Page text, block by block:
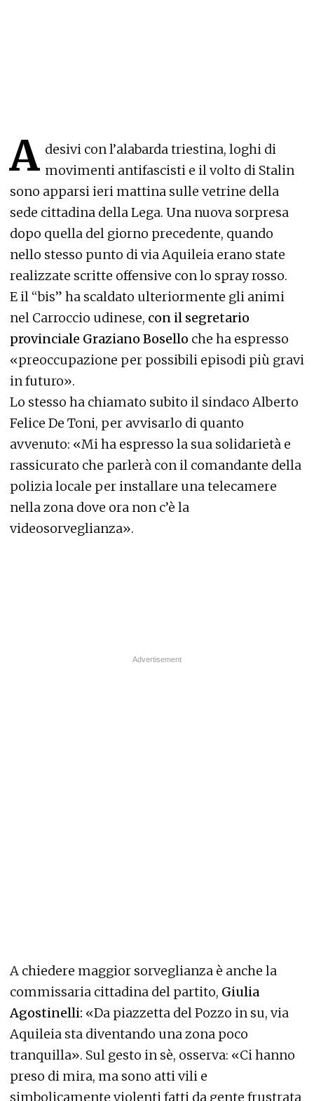
A desivi con l’alabarda triestina, loghi di
movimenti antifascisti e il volto di Stalin
sono apparsi ieri mattina sulle vetrine della
sede cittadina della Lega. Una nuova sorpresa
dopo quella del giorno precedente, quando
nello stesso punto di via Aquileia erano state
realizzate scritte offensive con lo spray rosso.
E il “bis” ha scaldato ulteriormente gli animi
nel Carroccio udinese, con il segretario
provinciale Graziano Bosello che ha espresso
«preoccupazione per possibili episodi più gravi
in futuro».
Lo stesso ha chiamato subito il sindaco Alberto
Felice De Toni, per avvisarlo di quanto
avvenuto: «Mi ha espresso la sua solidarietà e
rassicurato che parlerà con il comandante della
polizia locale per installare una telecamere
nella zona dove ora non c’è la
videosorveglianza».
A chiedere maggior sorveglianza è anche la
commissaria cittadina del partito, Giulia
Agostinelli: «Da piazzetta del Pozzo in su, via
Aquileia sta diventando una zona poco
tranquilla». Sul gesto in sè, osserva: «Ci hanno
preso di mira, ma sono atti vili e
simbolicamente violenti fatti da gente frustrata